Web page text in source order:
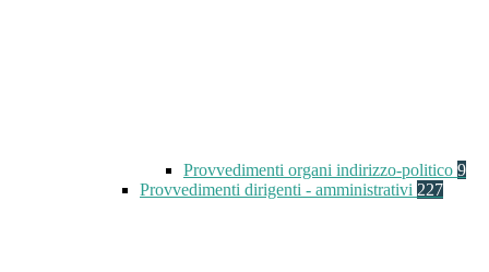
Provvedimenti organi indirizzo-politico 9
Provvedimenti dirigenti - amministrativi 227